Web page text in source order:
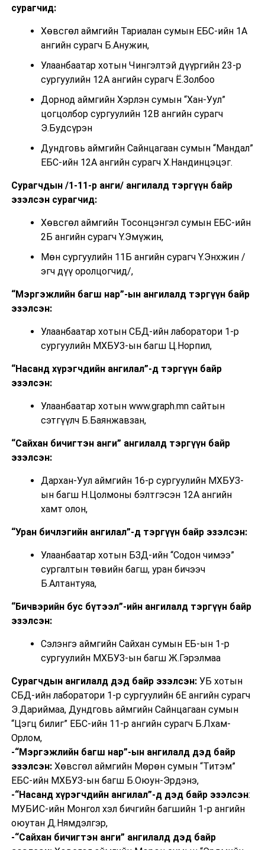
сурагчид:
Хөвсгөл аймгийн Тариалан сумын ЕБС-ийн 1А
ангийн сурагч Б.Анужин,
Улаанбаатар хотын Чингэлтэй дүүргийн 23-р
сургуулийн 12А ангийн сурагч Ё.Золбоо
Дорнод аймгийн Хэрлэн сумын “Хан-Уул”
цогцолбор сургуулийн 12В ангийн сурагч
Э.Будсүрэн
Дундговь аймгийн Сайнцагаан сумын “Мандал”
ЕБС-ийн 12А ангийн сурагч Х.Нандинцэцэг.
Сурагчдын /1-11-р анги/ ангилалд тэргүүн байр
эзэлсэн сурагчид:
Хөвсгөл аймгийн Тосонцэнгэл сумын ЕБС-ийн
2Б ангийн сурагч Ү.Эмүжин,
Мөн сургуулийн 11Б ангийн сурагч Ү.Энхжин /
эгч дүү оролцогчид/,
“Мэргэжлийн багш нар”-ын ангилалд тэргүүн байр
эзэлсэн:
Улаанбаатар хотын СБД-ийн лаборатори 1-р
сургуулийн МХБУЗ-ын багш Ц.Норпил,
“Насанд хүрэгчдийн ангилал”-д тэргүүн байр
эзэлсэн:
Улаанбаатар хотын www.graph.mn сайтын
сэтгүүлч Б.Баянжавзан,
“Сайхан бичигтэн анги” ангилалд тэргүүн байр
эзэлсэн:
Дархан-Уул аймгийн 16-р сургуулийн МХБУЗ-
ын багш Н.Цолмоны бэлтгэсэн 12А ангийн
хамт олон,
“Уран бичлэгийн ангилал”-д тэргүүн байр эзэлсэн:
Улаанбаатар хотын БЗД-ийн “Содон чимээ”
сургалтын төвийн багш, уран бичээч
Б.Алтантуяа,
“Бичвэрийн бус бүтээл”-ийн ангилалд тэргүүн байр
эзэлсэн:
Сэлэнгэ аймгийн Сайхан сумын ЕБ-ын 1-р
сургуулийн МХБУЗ-ын багш Ж.Гэрэлмаа
Сурагчдын ангилалд дэд байр эзэлсэн:УБ хотын
СБД-ийн лаборатори 1-р сургуулийн 6Е ангийн сурагч
Э.Дариймаа, Дундговь аймгийн Сайнцагаан сумын
“Цэгц билиг” ЕБС-ийн 11-р ангийн сурагч Б.Лхам-
Орлом,
-“Мэргэжлийн багш нар”-ын ангилалд дэд байр
эзэлсэн:Хөвсгөл аймгийн Мөрөн сумын “Титэм”
ЕБС-ийн МХБУЗ-ын багш Б.Оюун-Эрдэнэ,
-“Насанд хүрэгчдийн ангилал”-д дэд байр эзэлсэн:
МУБИС-ийн Монгол хэл бичгийн багшийн 1-р ангийн
оюутан Д.Нямдэлгэр,
-“Сайхан бичигтэн анги” ангилалд дэд байр